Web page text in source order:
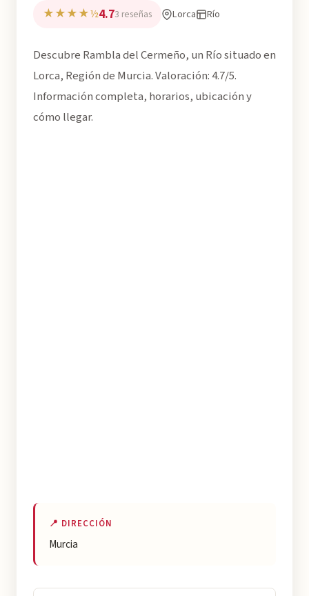
★★★★½4.73 reseñas Lorca Río
Descubre Rambla del Cermeño, un Río situado en
Lorca, Región de Murcia. Valoración: 4.7/5.
Información completa, horarios, ubicación y
cómo llegar.
📍 DIRECCIÓN
Murcia